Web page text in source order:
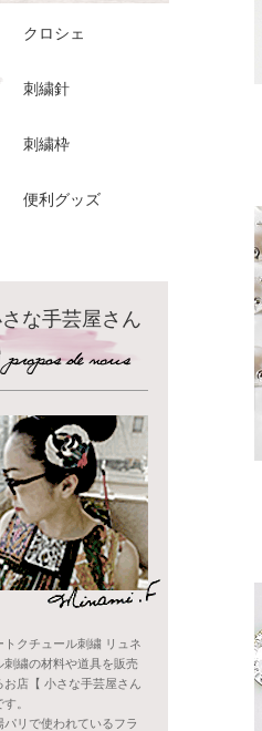
クロシェ
刺繍針
刺繍枠
便利グッズ
な手芸屋さん
トクチュール刺繍 リュネ
刺繍の材料や道具を販売
お店【 小さな手芸屋さん
。
パリで使われているフラ